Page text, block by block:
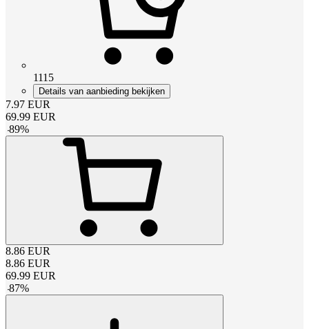
1115
Details van aanbieding bekijken
7.97 EUR
69.99 EUR
-89%
8.86 EUR
8.86 EUR
69.99 EUR
-87%